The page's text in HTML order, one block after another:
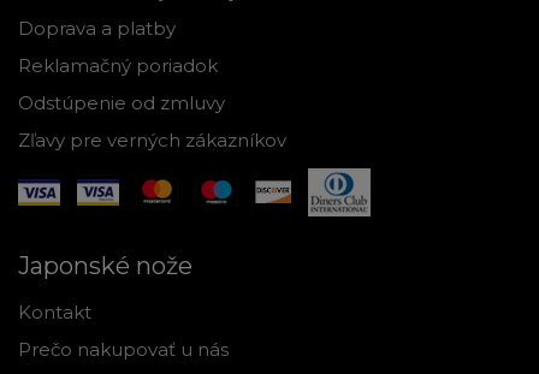
Doprava a platby
Reklamačný poriadok
Odstúpenie od zmluvy
Zľavy pre verných zákazníkov
Japonské nože
Kontakt
Prečo nakupovať u nás